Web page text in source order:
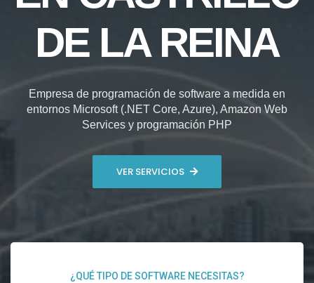
DE LA REINA
Empresa de programación de software a medida en
entornos Microsoft (.NET Core, Azure), Amazon Web
Services y programación PHP
VER SERVICIOS
¿QUÉ TIPO DE SOFTWARE NECESITAS?